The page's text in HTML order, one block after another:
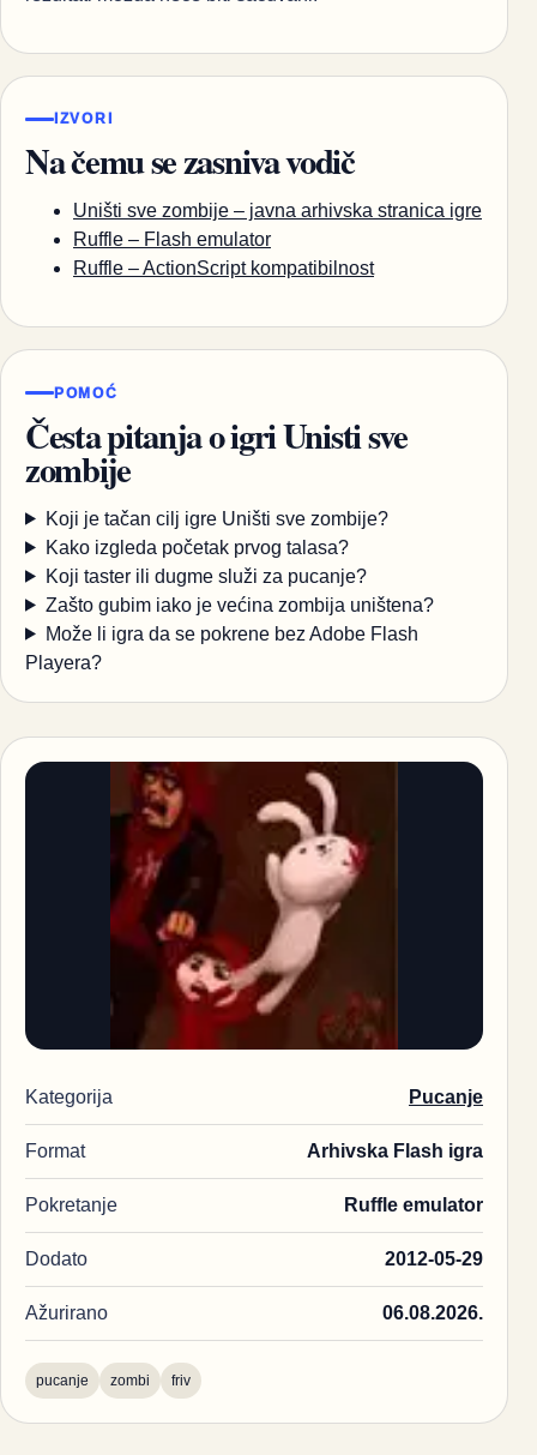
IZVORI
Na čemu se zasniva vodič
Uništi sve zombije – javna arhivska stranica igre
Ruffle – Flash emulator
Ruffle – ActionScript kompatibilnost
POMOĆ
Česta pitanja o igri Unisti sve
zombije
Koji je tačan cilj igre Uništi sve zombije?
Kako izgleda početak prvog talasa?
Koji taster ili dugme služi za pucanje?
Zašto gubim iako je većina zombija uništena?
Može li igra da se pokrene bez Adobe Flash
Playera?
Kategorija Pucanje
Format Arhivska Flash igra
Pokretanje Ruffle emulator
Dodato 2012-05-29
Ažurirano 06.08.2026.
pucanje zombi friv